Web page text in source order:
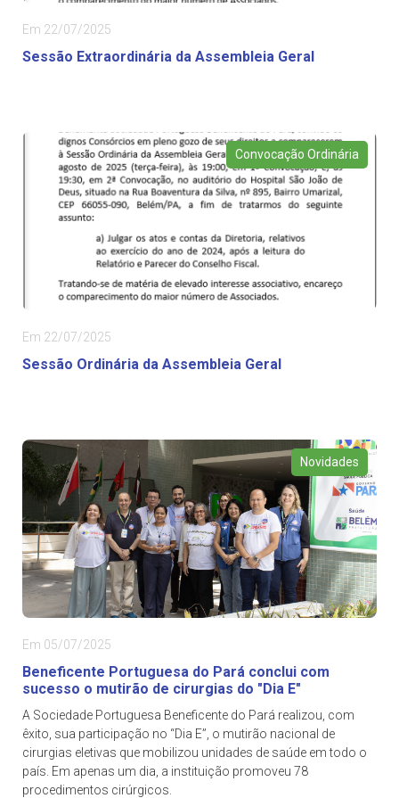
Em 22/07/2025
Sessão Extraordinária da Assembleia Geral
Convocação Ordinária
Em 22/07/2025
Sessão Ordinária da Assembleia Geral
Novidades
Em 05/07/2025
Beneficente Portuguesa do Pará conclui com
sucesso o mutirão de cirurgias do "Dia E"
A Sociedade Portuguesa Beneficente do Pará realizou, com
êxito, sua participação no “Dia E”, o mutirão nacional de
cirurgias eletivas que mobilizou unidades de saúde em todo o
país. Em apenas um dia, a instituição promoveu 78
procedimentos cirúrgicos.